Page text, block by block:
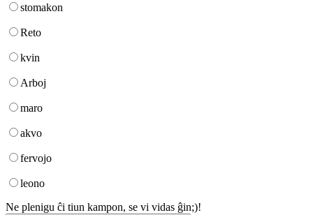
stomakon
Reto
kvin
Arboj
maro
akvo
fervojo
leono
Ne plenigu ĉi tiun kampon, se vi vidas ĝin;)!